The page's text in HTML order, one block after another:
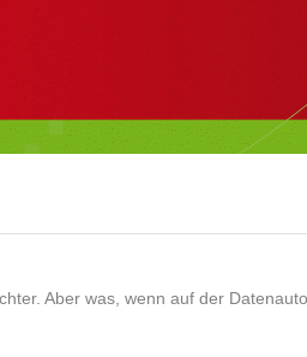
Aber was, wenn auf der